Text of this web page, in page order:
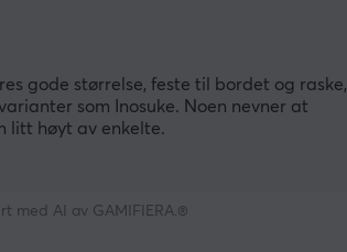
gode størrelse, feste til bordet og raske,
som Inosuke. Noen nevner at
litt høyt av enkelte.
med AI av GAMIFIERA.®